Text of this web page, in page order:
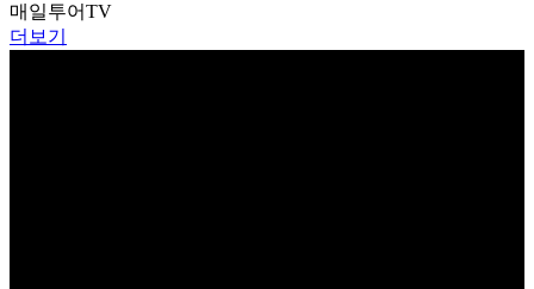
매일투어TV
더보기